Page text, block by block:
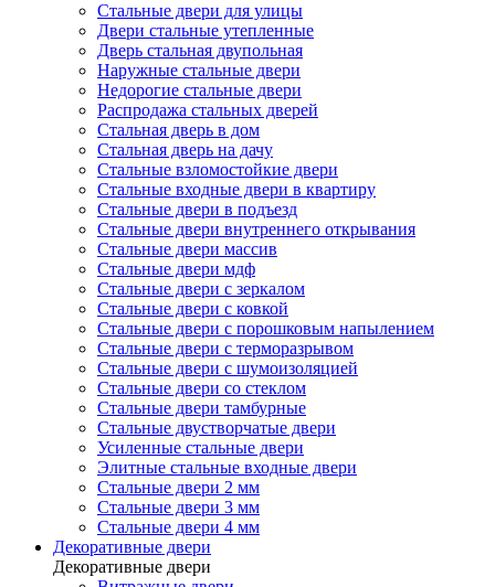
Стальные двери для улицы
Двери стальные утепленные
Дверь стальная двупольная
Наружные стальные двери
Недорогие стальные двери
Распродажа стальных дверей
Стальная дверь в дом
Стальная дверь на дачу
Стальные взломостойкие двери
Стальные входные двери в квартиру
Стальные двери в подъезд
Стальные двери внутреннего открывания
Стальные двери массив
Стальные двери мдф
Стальные двери с зеркалом
Стальные двери с ковкой
Стальные двери с порошковым напылением
Стальные двери с терморазрывом
Стальные двери с шумоизоляцией
Стальные двери со стеклом
Стальные двери тамбурные
Стальные двустворчатые двери
Усиленные стальные двери
Элитные стальные входные двери
Стальные двери 2 мм
Стальные двери 3 мм
Стальные двери 4 мм
Декоративные двери
Декоративные двери